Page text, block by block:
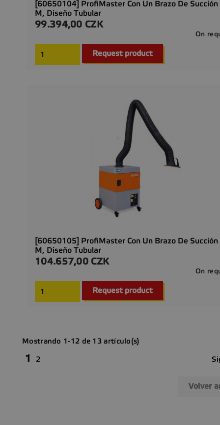
[60650104] ProfiMaster Con Un Brazo De Succión
M, Diseño Tubular
Precio
99.394,00 CZK
On
Request product
[60650105] ProfiMaster Con Un Brazo De Succión
M, Diseño Tubular
Precio
104.657,00 CZK
On
Request product
Mostrando 1-12 de 13 artículo(s)
1 2
Volver